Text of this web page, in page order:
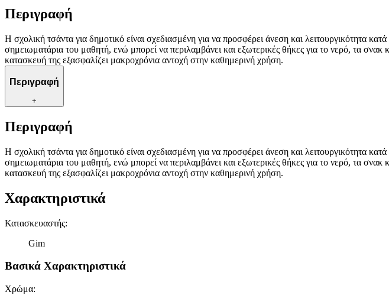
Περιγραφή
Η σχολική τσάντα για δημοτικό είναι σχεδιασμένη για να προσφέρει άνεση και λειτουργικότητα
σημειωματάρια του μαθητή, ενώ μπορεί να περιλαμβάνει και εξωτερικές θήκες για το νερό, τα
κατασκευή της εξασφαλίζει μακροχρόνια αντοχή στην καθημερινή χρήση.
Περιγραφή
+
Περιγραφή
Η σχολική τσάντα για δημοτικό είναι σχεδιασμένη για να προσφέρει άνεση και λειτουργικότητα
σημειωματάρια του μαθητή, ενώ μπορεί να περιλαμβάνει και εξωτερικές θήκες για το νερό, τα
κατασκευή της εξασφαλίζει μακροχρόνια αντοχή στην καθημερινή χρήση.
Χαρακτηριστικά
Κατασκευαστής:
Gim
Βασικά Χαρακτηριστικά
Χρώμα: